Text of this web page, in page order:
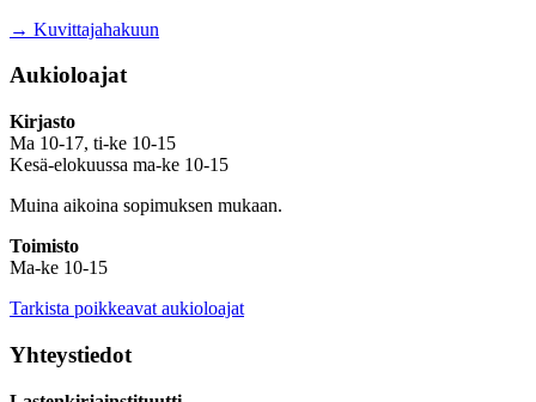
→ Kuvittajahakuun
Aukioloajat
Kirjasto
Ma 10-17, ti-ke 10-15
Kesä-elokuussa ma-ke 10-15
Muina aikoina sopimuksen mukaan.
Toimisto
Ma-ke 10-15
Tarkista poikkeavat aukioloajat
Yhteystiedot